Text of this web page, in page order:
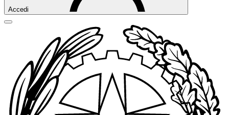
Accedi